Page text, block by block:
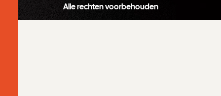
Alle rechten voorbehouden